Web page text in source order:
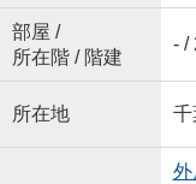
部屋 /
所在階 / 階建
- /
所在地 千
外